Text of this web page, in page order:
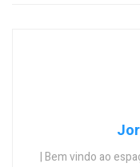
| Bem vindo ao